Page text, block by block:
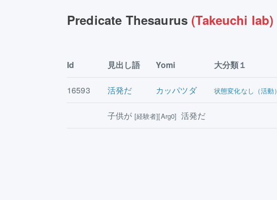
Predicate Thesaurus (Takeuchi lab)
Id 見出し語 Yomi 大分類１
16593 活発だ カッパツダ 状態変化なし（活動）
子供が [経験者][Arg0] 活発だ